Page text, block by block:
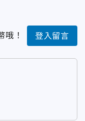
哦！ 登入留言